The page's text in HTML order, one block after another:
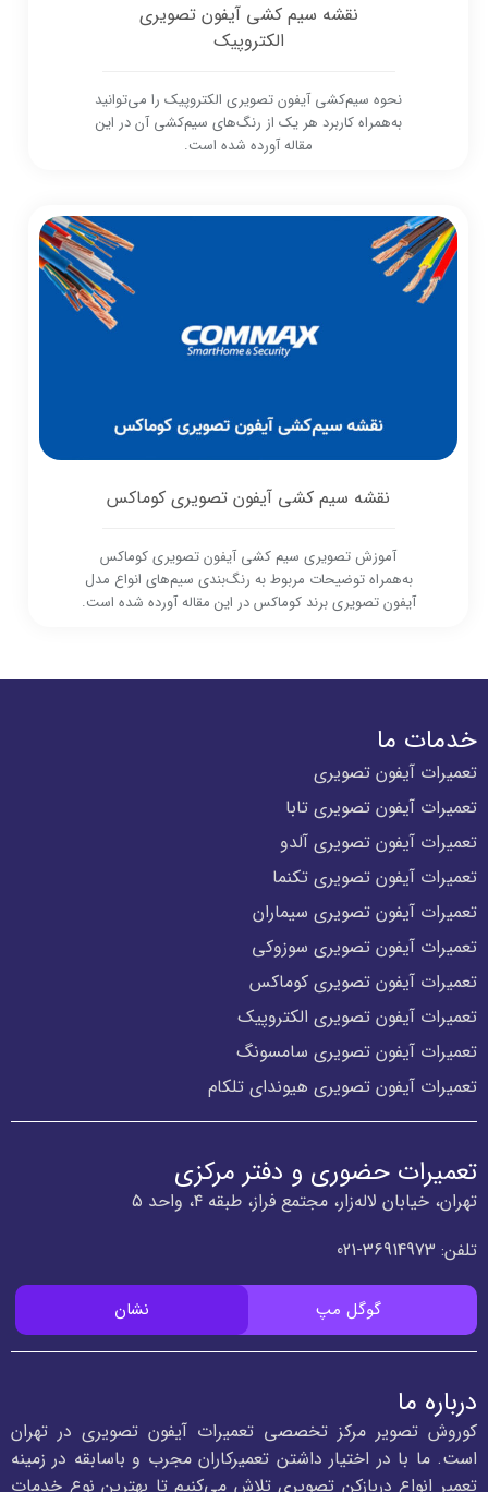
نقشه سیم کشی آیفون تصویری
الکتروپیک
نحوه سیم‌کشی آیفون تصویری الکتروپیک را می‌توانید
به‌همراه کاربرد هر یک از رنگ‌های سیم‌کشی آن در این
مقاله آورده شده است.
نقشه سیم کشی آیفون تصویری کوماکس
آموزش تصویری سیم کشی آیفون تصویری کوماکس
به‌همراه توضیحات مربوط به رنگ‌بندی سیم‌های انواع مدل
آیفون تصویری برند کوماکس در این مقاله آورده شده است.
خدمات ما
تعمیرات آیفون تصویری
تعمیرات آیفون تصویری تابا
تعمیرات آیفون تصویری آلدو
تعمیرات آیفون تصویری تکنما
تعمیرات آیفون تصویری سیماران
تعمیرات آیفون تصویری سوزوکی
تعمیرات آیفون تصویری کوماکس
تعمیرات آیفون تصویری الکتروپیک
تعمیرات آیفون تصویری سامسونگ
تعمیرات آیفون تصویری هیوندای تلکام
تعمیرات حضوری و دفتر مرکزی
تهران، خیابان لاله‌زار، مجتمع فراز، طبقه ۴، واحد ۵
تلفن: 36914973-021
گوگل مپ نشان
درباره ما
کوروش تصویر مرکز تخصصی تعمیرات آیفون تصویری در تهران
است. ما با در اختیار داشتن تعمیرکاران مجرب و باسابقه در زمینه
تعمیر انواع دربازکن تصویری تلاش می‌کنیم تا بهترین نوع خدمات